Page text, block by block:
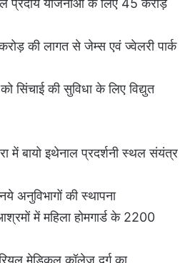
प्रदाय योजनाओं के लिए 45 करोड़
की लागत से जेम्स एवं ज्वेलरी पार्क
सिंचाई की सुविधा के लिए विद्युत
में बायो इथेनाल प्रदर्शनी स्थल संयंत्र
अनुविभागों की स्थापना
में महिला होमगार्ड के 2200